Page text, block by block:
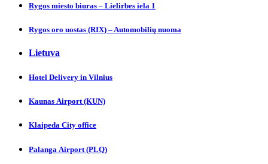
Rygos miesto biuras – Lielirbes iela 1
Rygos oro uostas (RIX) – Automobilių nuoma
Lietuva
Hotel Delivery in Vilnіus
Kaunas Аirport (KUN)
Klaipeda City officе
Palanga Аirport (PLQ)